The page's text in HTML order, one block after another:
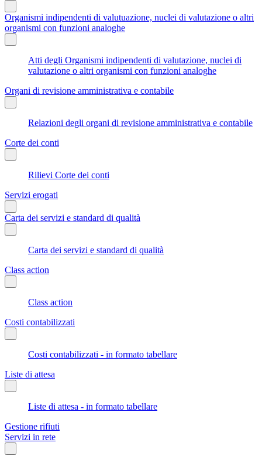
Organismi indipendenti di valutuazione, nuclei di valutazione o altri
organismi con funzioni analoghe
Atti degli Organismi indipendenti di valutazione, nuclei di
valutazione o altri organismi con funzioni analoghe
Organi di revisione amministrativa e contabile
Relazioni degli organi di revisione amministrativa e contabile
Corte dei conti
Rilievi Corte dei conti
Servizi erogati
Carta dei servizi e standard di qualità
Carta dei servizi e standard di qualità
Class action
Class action
Costi contabilizzati
Costi contabilizzati - in formato tabellare
Liste di attesa
Liste di attesa - in formato tabellare
Gestione rifiuti
Servizi in rete